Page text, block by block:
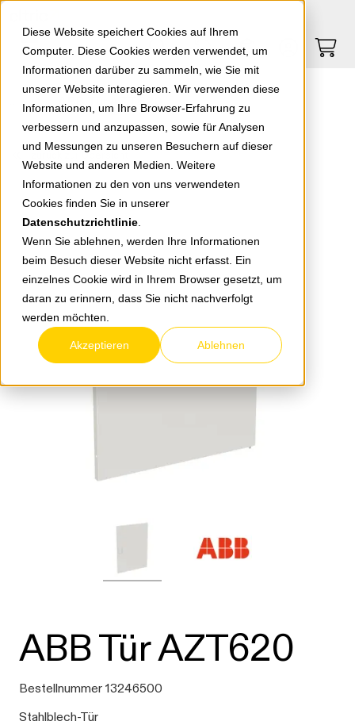
Diese Website speichert Cookies auf Ihrem
Computer. Diese Cookies werden verwendet, um
Informationen darüber zu sammeln, wie Sie mit
unserer Website interagieren. Wir verwenden diese
Informationen, um Ihre Browser-Erfahrung zu
verbessern und anzupassen, sowie für Analysen
und Messungen zu unseren Besuchern auf dieser
Website und anderen Medien. Weitere
Informationen zu den von uns verwendeten
Cookies finden Sie in unserer
Datenschutzrichtlinie
Wenn Sie ablehnen, werden Ihre Informationen
beim Besuch dieser Website nicht erfasst. Ein
einzelnes Cookie wird in Ihrem Browser gesetzt, um
daran zu erinnern, dass Sie nicht nachverfolgt
werden möchten.
Akzeptieren Ablehnen
Springe zu Hauptinhalt Springe zum Footer
0
ABB Tür AZT620
zurück zur Übersicht
ABB Tür AZT620
Bestellnummer 13246500
Stahlblech-Tür